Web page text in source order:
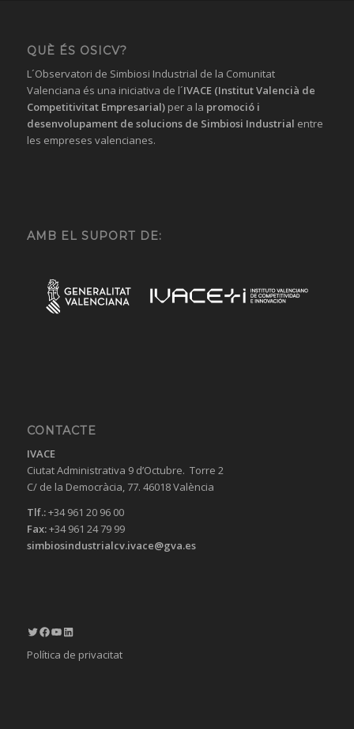
QUÈ ÉS OSICV?
L´Observatori de Simbiosi Industrial de la Comunitat
Valenciana és una iniciativa de l´IVACE (Institut Valencià de
Competitivitat Empresarial)per a la promoció i
desenvolupament de solucions de Simbiosi Industrial entre
les empreses valencianes.
AMB EL SUPORT DE:
CONTACTE
IVACE
Ciutat Administrativa 9 d’Octubre. Torre 2
C/ de la Democràcia, 77. 46018 València
Tlf.:+34 961 20 96 00
Fax:+34 961 24 79 99
simbiosindustrialcv.ivace@gva.es
Twitter
Facebook
YouTube
LinkedIn
Política de privacitat